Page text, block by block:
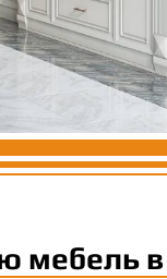
мебель